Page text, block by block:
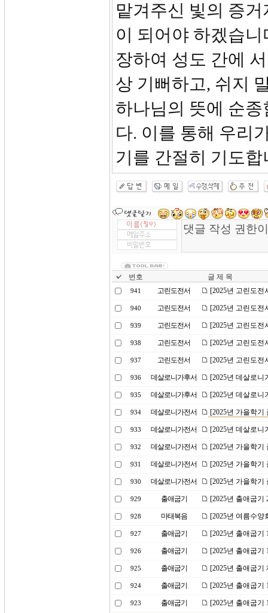
맡겨주신 빛의 증
이 되어야 하겠습
장하여 성도 간에
상 기뻐하고, 쉬지
하나님의 뜻에 순
다. 이를 통해 우리
기를 간절히 기도합
번호 글 제 목
941 고린도전서 [2025년 고린도전
940 고린도전서 [2025년 고린도전
939 고린도전서 [2025년 고린도전
938 고린도전서 [2025년 고린도전
937 고린도전서 [2025년 고린도전
936 데살로니가후서 [2025년 데살로니
935 데살로니가후서 [2025년 데살로니
934 데살로니가전서 [2025년 가을학기
933 데살로니가전서 [2025년 데살로니
932 데살로니가전서 [2025년 가을학
931 데살로니가전서 [2025년 가을학기
930 데살로니가전서 [2025년 가을학기
929 출애굽기 [2025년 출애굽기
928 마태복음 [2025년 여름수양
927 출애굽기 [2025년 출애굽기
926 출애굽기 [2025년 출애굽기
925 출애굽기 [2025년 출애굽기
924 출애굽기 [2025년 출애굽기
923 출애굽기 [2025년 출애굽기